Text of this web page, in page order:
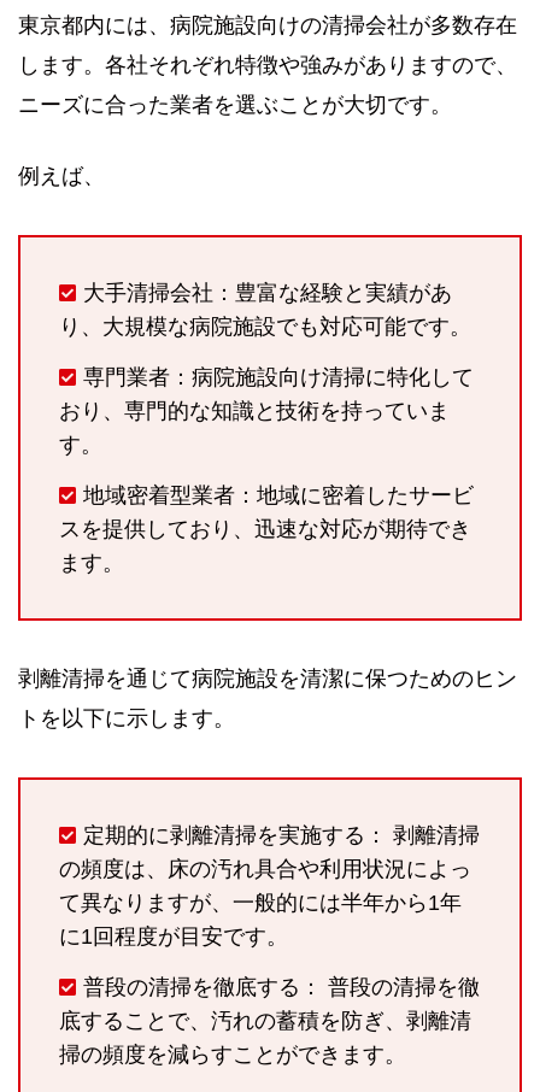
東京都内には、病院施設向けの清掃会社が多数存在
します。各社それぞれ特徴や強みがありますので、
ニーズに合った業者を選ぶことが大切です。
例えば、
大手清掃会社：豊富な経験と実績があ
り、大規模な病院施設でも対応可能です。
専門業者：病院施設向け清掃に特化して
おり、専門的な知識と技術を持っていま
す。
地域密着型業者：地域に密着したサービ
スを提供しており、迅速な対応が期待でき
ます。
剥離清掃を通じて病院施設を清潔に保つためのヒン
トを以下に示します。
定期的に剥離清掃を実施する： 剥離清掃
の頻度は、床の汚れ具合や利用状況によっ
て異なりますが、一般的には半年から1年
に1回程度が目安です。
普段の清掃を徹底する： 普段の清掃を徹
底することで、汚れの蓄積を防ぎ、剥離清
掃の頻度を減らすことができます。